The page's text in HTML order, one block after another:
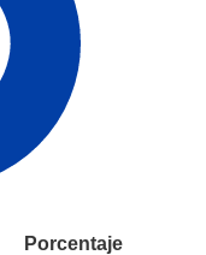
Porcentaje